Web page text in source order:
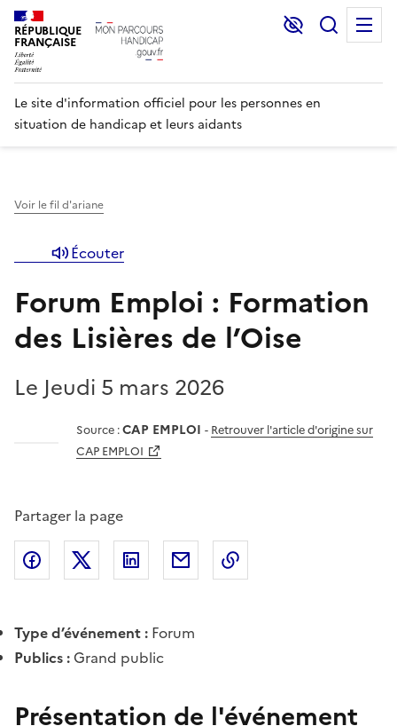
RÉPUBLIQUE
FRANÇAISE
Lecture et
Le site d'information officiel pour les personnes en
situation de handicap et leurs aidants
Voir le fil d'ariane
Écouter
Forum Emploi : Formation
des Lisières de l’Oise
Le Jeudi 5 mars 2026
Source :CAP EMPLOI - Retrouver l'article d'origine sur
CAP EMPLOI
Partager la page
Partager l'article surFacebook
Partager l'article sur X (anciennement
Partager l'article sur
Partager l'article par courriel
Type d’événement : Forum
Publics :Grand public
Présentation de l'événement